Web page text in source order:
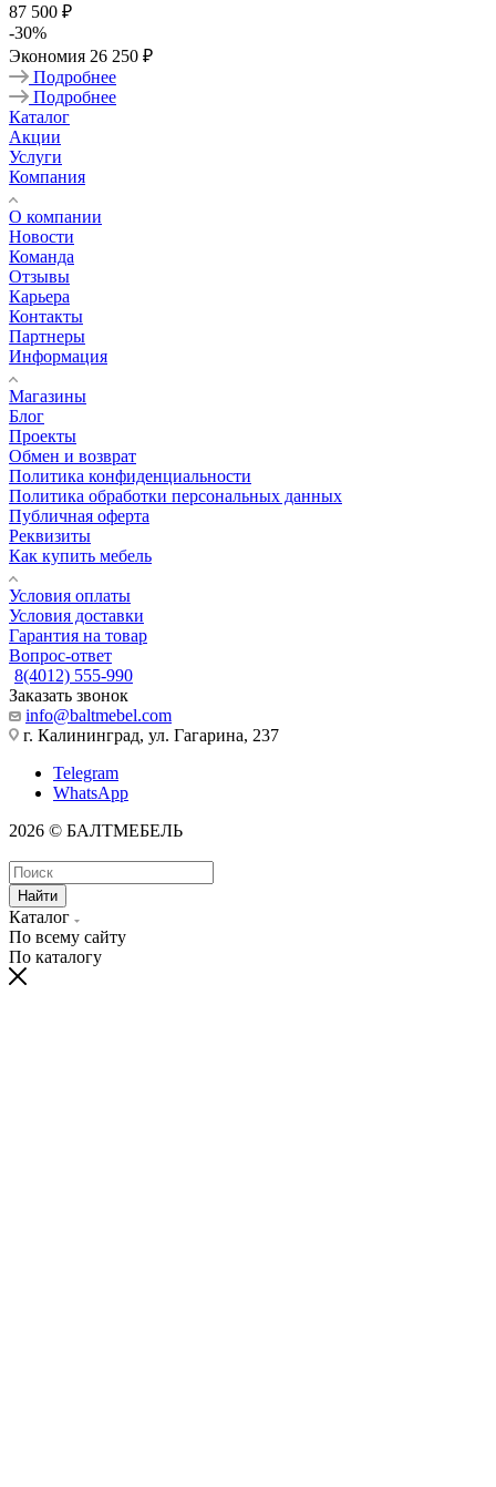
87 500 ₽
-30%
Экономия 26 250 ₽
Подробнее
Подробнее
Каталог
Акции
Услуги
Компания
О компании
Новости
Команда
Отзывы
Карьера
Контакты
Партнеры
Информация
Магазины
Блог
Проекты
Обмен и возврат
Политика конфиденциальности
Политика обработки персональных данных
Публичная оферта
Реквизиты
Как купить мебель
Условия оплаты
Условия доставки
Гарантия на товар
Вопрос-ответ
8(4012) 555-990
Заказать звонок
info@baltmebel.com
г. Калининград, ул. Гагарина, 237
Telegram
WhatsApp
2026 © БАЛТМЕБЕЛЬ
Найти
Каталог
По всему сайту
По каталогу